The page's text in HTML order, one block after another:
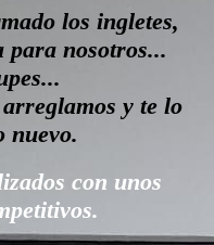
los ingletes,
para nosotros...
y te lo
nuevo.
con unos